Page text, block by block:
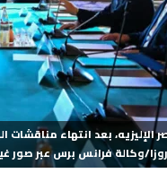
بعد انتهاء مناقشات
وكالة فرانس برس عبر صور